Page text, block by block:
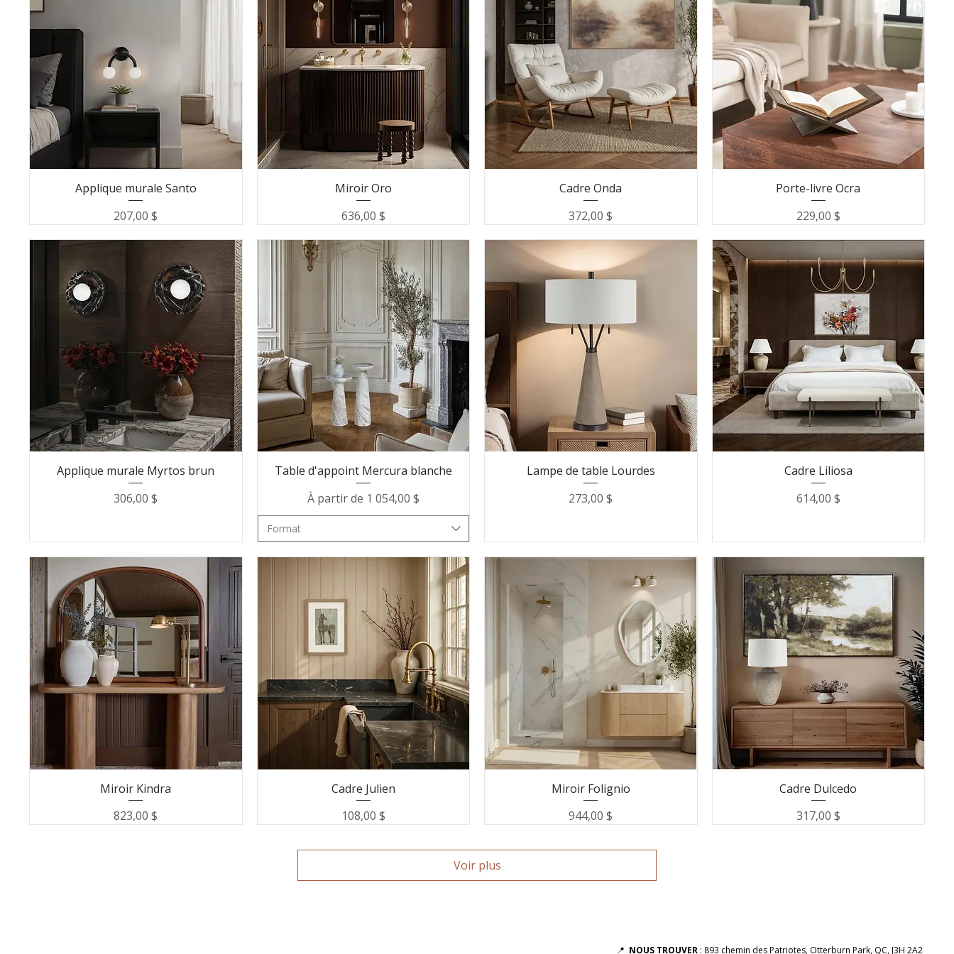
Applique murale Santo
Prix
207,00 $
Miroir Oro
Prix
636,00 $
Cadre Onda
Prix
372,00 $
Porte-livre Ocra
Prix
229,00 $
Applique murale Myrtos brun
Prix
306,00 $
Table d'appoint Mercura blanche
À partir de 1 054,00 $
Prix promotionnel
Format
Lampe de table Lourdes
Prix
273,00 $
Cadre Liliosa
Prix
614,00 $
Miroir Kindra
Prix
823,00 $
Cadre Julien
Prix
108,00 $
Miroir Folignio
Prix
944,00 $
Cadre Dulcedo
Prix
317,00 $
Voir plus
📍 NOUS TROUVER : 893 chemin des Patriotes, Otterburn Park, QC, J3H 2A2